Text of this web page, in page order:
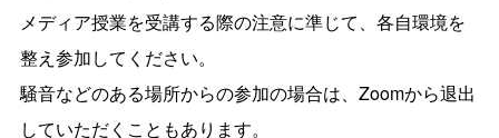
メディア授業を受講する際の注意に準じて、各自環境を
整え参加してください。
騒音などのある場所からの参加の場合は、Zoomから退出
していただくこともあります。